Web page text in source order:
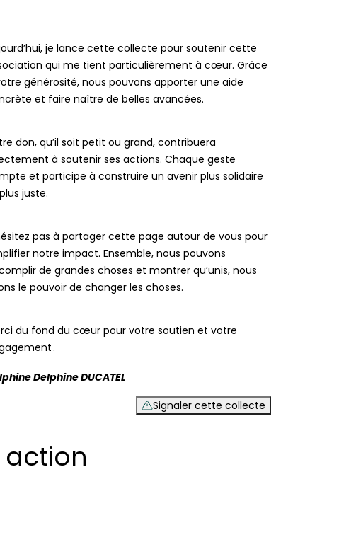
je lance cette collecte pour soutenir cette
qui me tient particulièrement à cœur. Grâce
générosité, nous pouvons apporter une aide
et faire naître de belles avancées.
don, qu’il soit petit ou grand, contribuera
à soutenir ses actions. Chaque geste
et participe à construire un avenir plus solidaire
juste.
pas à partager cette page autour de vous pour
notre impact. Ensemble, nous pouvons
de grandes choses et montrer qu’unis, nous
le pouvoir de changer les choses.
du fond du cœur pour votre soutien et votre
.
Delphine DUCATEL
Signaler cette collecte